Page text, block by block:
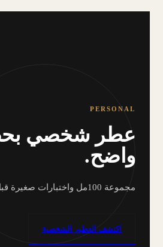
PERSONAL
عطر شخصي
واضح.
مجموعة 100مل واختبارات صغيرة قبل القرار.
اكتشف العطور الشخصية